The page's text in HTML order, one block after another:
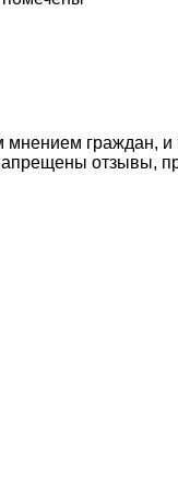
граждан,
отзывы,